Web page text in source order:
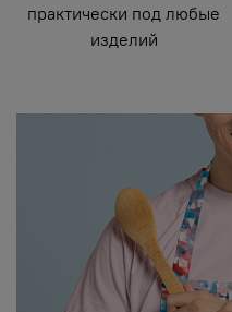
практически под любые
изделий